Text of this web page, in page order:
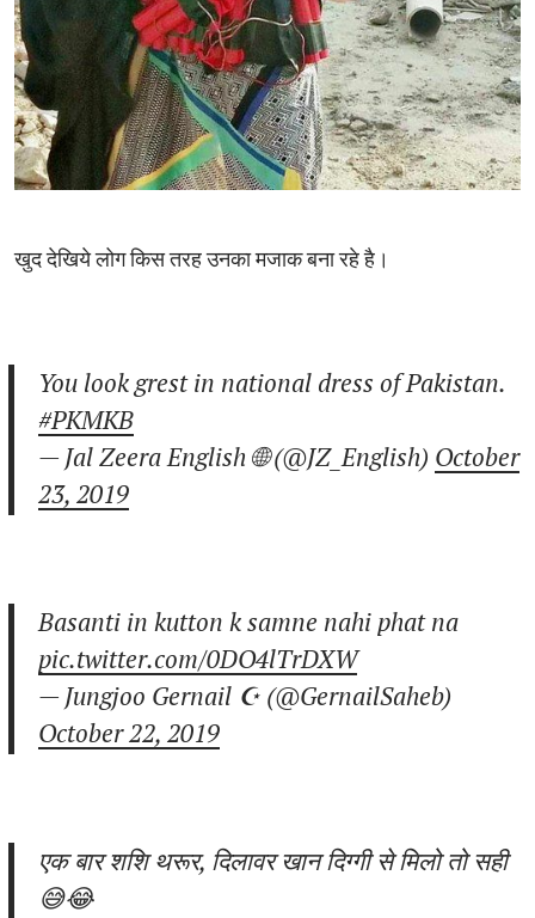
खुद देखिये लोग किस तरह उनका मजाक बना रहे है।
You look grest in national dress of Pakistan.
#PKMKB
— Jal Zeera English 🌐 (@JZ_English) October
23, 2019
Basanti in kutton k samne nahi phat na
pic.twitter.com/0DO4lTrDXW
— Jungjoo Gernail ☪ (@GernailSaheb)
October 22, 2019
एक बार शशि थरूर, दिलावर खान दिग्गी से मिलो तो सही
😅😂